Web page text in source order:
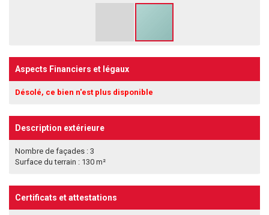
Aspects Financiers et légaux
Désolé, ce bien n'est plus disponible
Description extérieure
Nombre de façades : 3
Surface du terrain : 130 m²
Certificats et attestations